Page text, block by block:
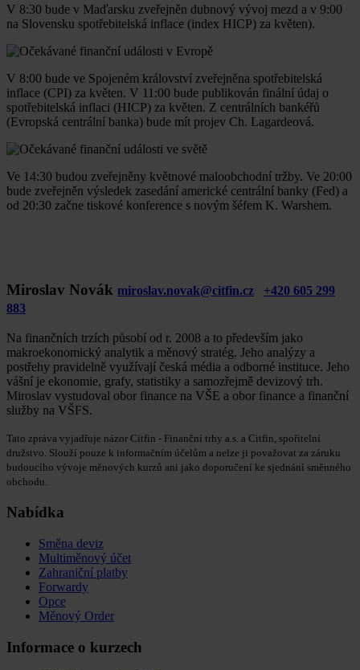
V 8:30 bude v Maďarsku zveřejněn dubnový vývoj mezd a v 9:00
na Slovensku spotřebitelská inflace (index HICP) za květen).
V 8:00 bude ve Spojeném království zveřejněna spotřebitelská
inflace (CPI) za květen. V 11:00 bude publikován finální údaj o
spotřebitelská inflaci (HICP) za květen. Z centrálních bankéřů
(Evropská centrální banka) bude mít projev Ch. Lagardeová.
Ve 14:30 budou zveřejněny květnové maloobchodní tržby. Ve 20:00
bude zveřejněn výsledek zasedání americké centrální banky (Fed) a
od 20:30 začne tiskové konference s novým šéfem K. Warshem.
Miroslav Novák miroslav.novak@citfin.cz
+420 605 299
883
Na finančních trzích působí od r. 2008 a to především jako
makroekonomický analytik a měnový stratég. Jeho analýzy a
postřehy pravidelně využívají česká média a odborné instituce. Jeho
vášní je ekonomie, grafy, statistiky a samozřejmě devizový trh.
Miroslav vystudoval obor finance na VŠE a obor finance a finanční
služby na VŠFS.
Tato zpráva vyjadřuje názor Citfin - Finanční trhy a.s. a Citfin, spořitelní
družstvo. Slouží pouze k informačním účelům a nelze ji považovat za záruku
budoucího vývoje měnových kurzů ani jako doporučení ke sjednání směnného
obchodu.
Nabídka
Směna deviz
Multiměnový účet
Zahraniční platby
Forwardy
Opce
Měnový Order
Informace o kurzech